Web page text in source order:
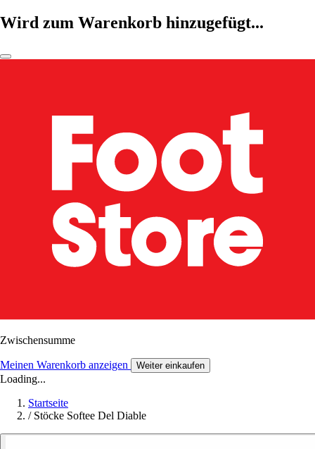
Wird zum Warenkorb hinzugefügt...
Zwischensumme
Meinen Warenkorb anzeigen Weiter einkaufen
Loading...
Startseite
/ Stöcke Softee Del Diable